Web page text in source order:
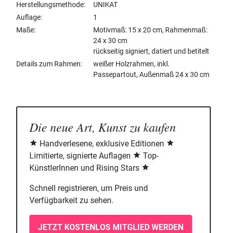
Herstellungsmethode
UNIKAT
Auflage
1
Maße
Motivmaß: 15 x 20 cm, Rahmenmaß:
24 x 30 cm
rückseitig signiert, datiert und betitelt
Details zum Rahmen
weißer Holzrahmen, inkl.
Passepartout, Außenmaß 24 x 30 cm
Die neue Art, Kunst zu kaufen
Handverlesene, exklusive Editionen
Limitierte, signierte Auflagen
Top-
KünstlerInnen und Rising Stars
Schnell registrieren, um Preis und
Verfügbarkeit zu sehen.
JETZT KOSTENLOS MITGLIED WERDEN